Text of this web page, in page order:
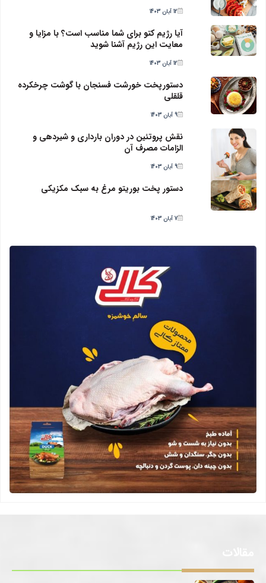
12 آبان 1403
آیا رژیم کتو برای شما مناسب است؟ با مزایا و
معایت این رژیم آشنا شوید
12 آبان 1403
دستورپخت خورشت فسنجان با گوشت چرخکرده
قلقلی
9 آبان 1403
نقش پروتئین در دوران بارداری و شیردهی و
الزامات مصرف آن
9 آبان 1403
دستور پخت بوریتو مرغ به سبک مکزیکی
7 آبان 1403